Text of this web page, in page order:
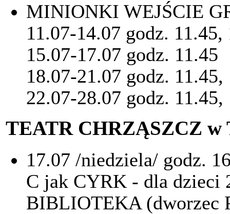
MINIONKI WEJŚCIE
11.07-14.07 godz.
15.07-17.07 godz. 11.45
18.07-21.07 godz.
22.07-28.07 godz. 11.45,
TEATR CHRZĄSZCZ
17.07 /niedziela/ godz.
C jak CYRK - dla dzieci
BIBLIOTEKA (dworzec